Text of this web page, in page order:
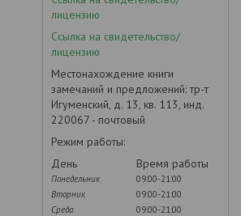
лицензию
Ссылка на свидетельство/
лицензию
Местонахождение книги
замечаний и предложений: тр-т
Игуменский, д. 13, кв. 113, инд.
220067 - почтовый
Режим работы:
День
Время работы
Понедельник
09:00-21:00
Вторник
09:00-21:00
Среда
09:00-21:00